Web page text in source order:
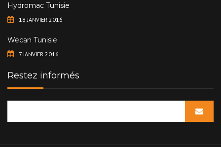
Hydromac Tunisie
18 JANVIER 2016
Wecan Tunisie
7 JANVIER 2016
Restez informés